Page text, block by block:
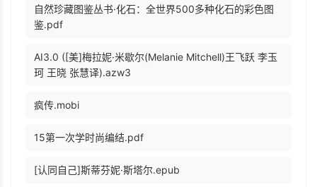
自然珍藏图鉴丛书·化石：全世界500多种化石的彩色图
鉴.pdf
AI3.0 ([美]梅拉妮·米歇尔(Melanie Mitchell)王飞跃 李玉
珂 王晓 张慧译).azw3
疯传.mobi
15第一次学时尚编结.pdf
[认同自己]斯蒂芬妮·斯塔尔.epub